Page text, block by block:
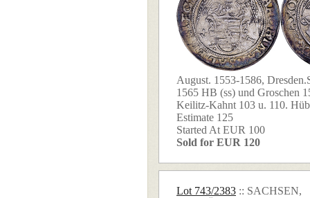
August. 1553-1586,
1565 HB (ss) und Groschen
Keilitz-Kahnt 103 u. 110.
Estimate 125
Started At EUR 100
Sold for EUR 120
Lot 743/2383 :: SACHSEN,